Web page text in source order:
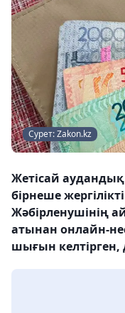
Сурет: Zakon.kz
Жетісай
бірнеше
Жәбірленушінің
атынан онлайн-
шығын келтірген,